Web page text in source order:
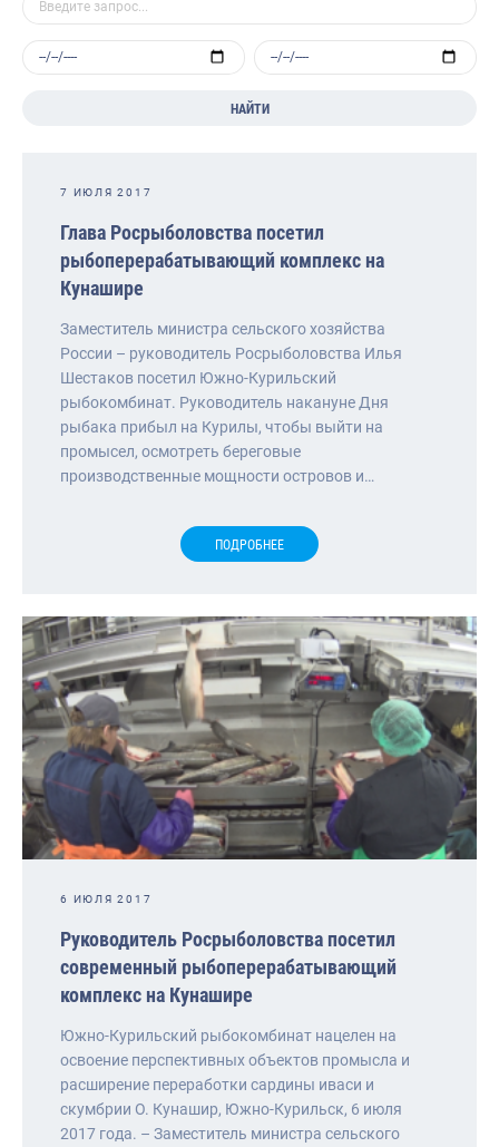
НАЙТИ
7 ИЮЛЯ 2017
Глава Росрыболовства посетил
рыбоперерабатывающий комплекс на
Кунашире
Заместитель министра сельского хозяйства
России – руководитель Росрыболовства Илья
Шестаков посетил Южно-Курильский
рыбокомбинат. Руководитель накануне Дня
рыбака прибыл на Курилы, чтобы выйти на
промысел, осмотреть береговые
производственные мощности островов и…
ПОДРОБНЕЕ
6 ИЮЛЯ 2017
Руководитель Росрыболовства посетил
современный рыбоперерабатывающий
комплекс на Кунашире
Южно-Курильский рыбокомбинат нацелен на
освоение перспективных объектов промысла и
расширение переработки сардины иваси и
скумбрии О. Кунашир, Южно-Курильск, 6 июля
2017 года. – Заместитель министра сельского